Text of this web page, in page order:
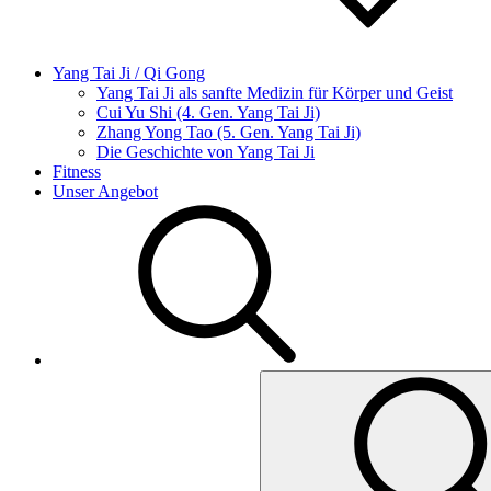
Yang Tai Ji / Qi Gong
Yang Tai Ji als sanfte Medizin für Körper und Geist
Cui Yu Shi (4. Gen. Yang Tai Ji)
Zhang Yong Tao (5. Gen. Yang Tai Ji)
Die Geschichte von Yang Tai Ji
Fitness
Unser Angebot